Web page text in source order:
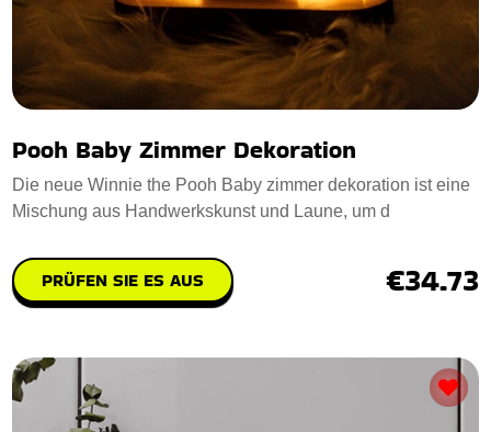
Pooh Baby Zimmer Dekoration
Die neue Winnie the Pooh Baby zimmer dekoration ist eine
Mischung aus Handwerkskunst und Laune, um d
PRÜFEN SIE ES AUS €34.73